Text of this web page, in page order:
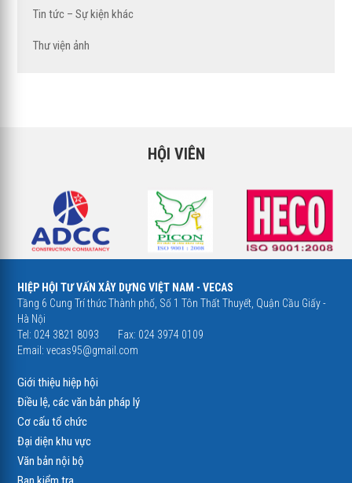
Tin tức – Sự kiện khác
Thư viện ảnh
HỘI VIÊN
HIỆP HỘI TƯ VẤN XÂY DỰNG VIỆT NAM - VECAS
Tầng 6 Cung Trí thức Thành phố, Số 1 Tôn Thất Thuyết, Quận Cầu Giấy -
Hà Nội
Tel: 024 3821 8093
Fax: 024 3974 0109
Email:vecas95@gmail.com
Giới thiệu hiệp hội
Điều lệ, các văn bản pháp lý
Cơ cấu tổ chức
Đại diện khu vực
Văn bản nội bộ